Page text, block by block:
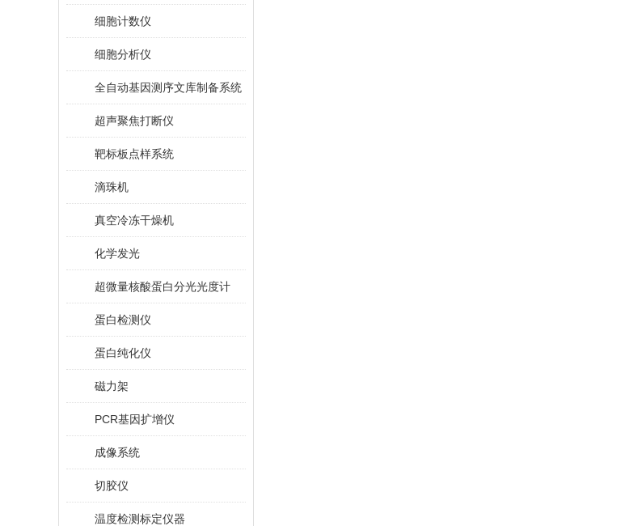
细胞计数仪
细胞分析仪
全自动基因测序文库制备系统
超声聚焦打断仪
靶标板点样系统
滴珠机
真空冷冻干燥机
化学发光
超微量核酸蛋白分光光度计
蛋白检测仪
蛋白纯化仪
磁力架
PCR基因扩增仪
成像系统
切胶仪
温度检测标定仪器